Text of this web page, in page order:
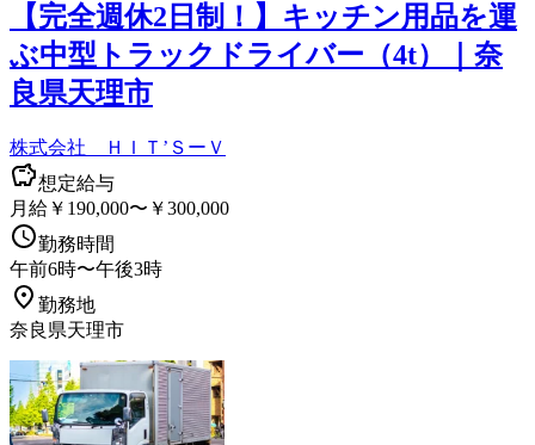
【完全週休2日制！】キッチン用品を運
ぶ中型トラックドライバー（4t）｜奈
良県天理市
株式会社 ＨＩＴ’ＳーＶ
想定給与
月給￥190,000〜￥300,000
勤務時間
午前6時〜午後3時
勤務地
奈良県天理市